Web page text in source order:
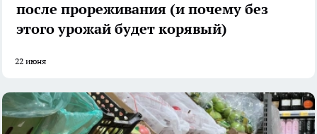
после прореживания (и почему без
этого урожай будет корявый)
22 июня